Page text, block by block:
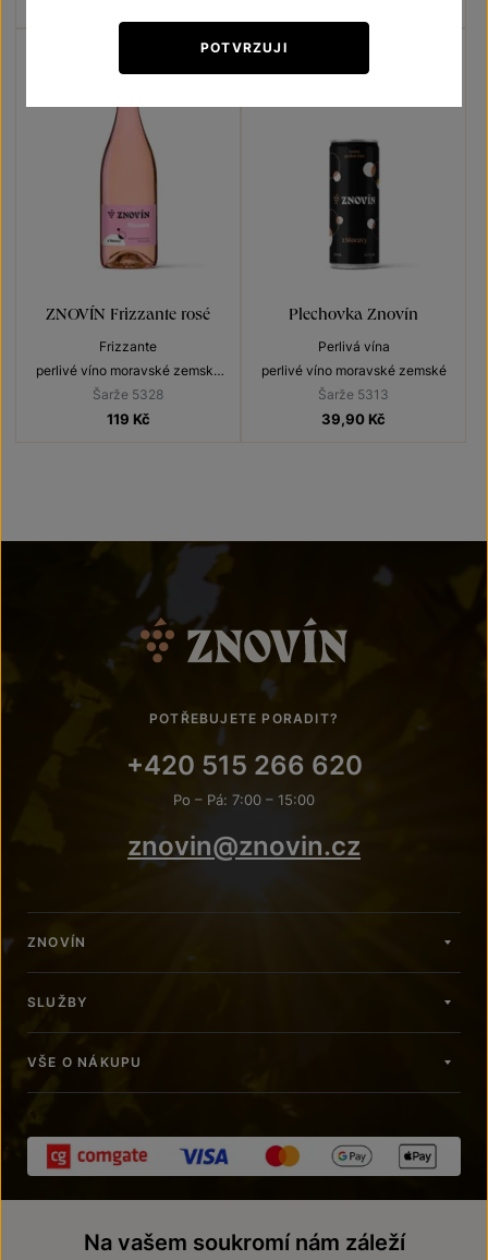
ZNOVÍN Frizzante rosé
Frizzante
perlivé víno moravské zemské
2025
Šarže 5328
119 Kč
Plechovka Znovín
Perlivá vína
perlivé víno moravské zemské
Šarže 5313
39,90 Kč
POTŘEBUJETE PORADIT?
+420 515 266 620
Po – Pá: 7:00 – 15:00
znovin@znovin.cz
ZNOVÍN
SLUŽBY
VŠE O NÁKUPU
POTVRZUJI
Na vašem soukromí nám záleží